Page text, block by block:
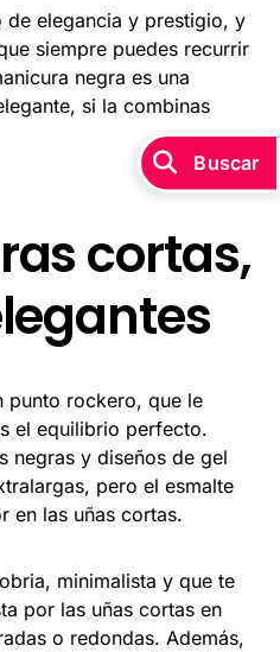
elegancia y prestigio, y
siempre puedes recurrir
negra es una
si la combinas
cortas,
punto rockero, que le
el equilibrio perfecto.
negras y diseños de gel
pero el esmalte
en las uñas cortas.
minimalista y que te
por las uñas cortas en
o redondas. Además,
Buscar